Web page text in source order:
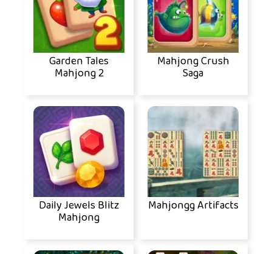
Garden Tales
Mahjong 2
Mahjong Crush
Saga
Daily Jewels Blitz
Mahjong
Mahjongg Artifacts